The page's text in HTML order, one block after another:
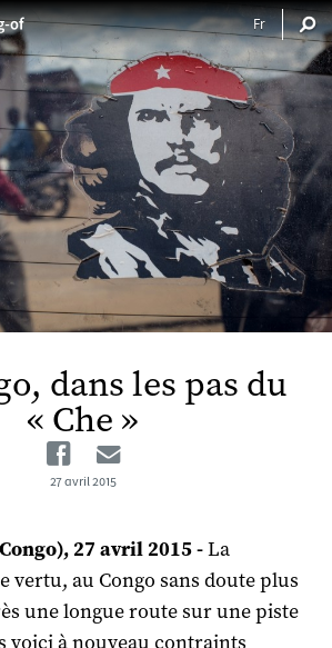
dans les pas du
« Che »
Facebook
27 avril 2015
27 avril 2015 -La
vertu, au Congo sans doute plus
une longue route sur une piste
voici à nouveau contraints